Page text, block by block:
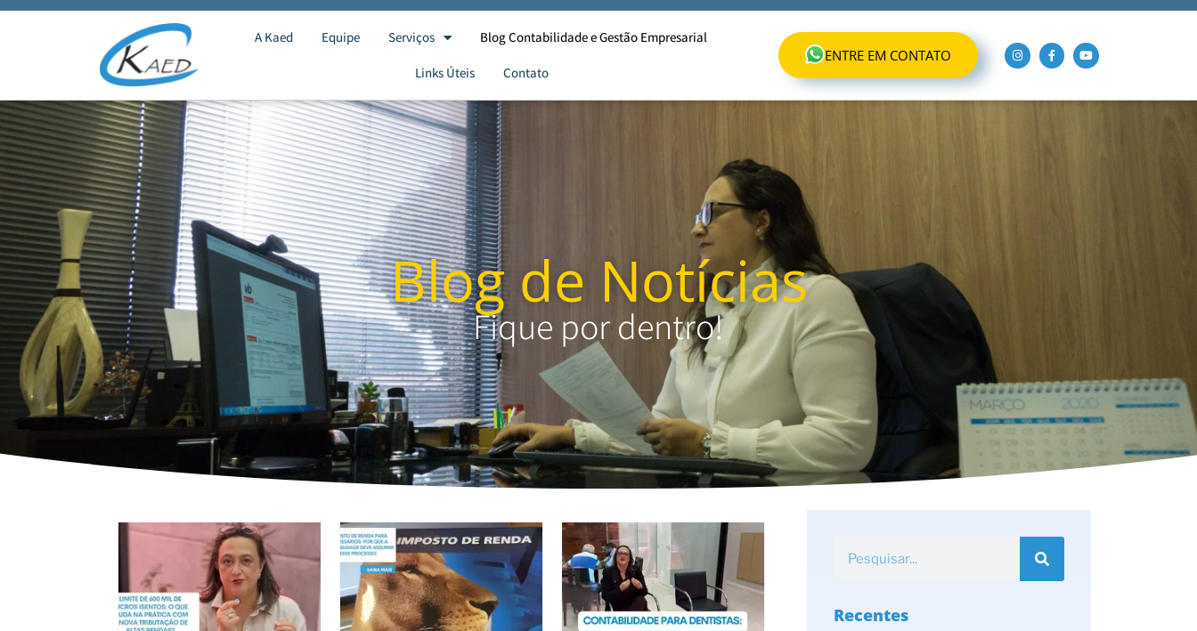
A Kaed Equipe Serviços Blog Contabilidade e Gestão Empresarial
Links Úteis Contato
ENTRE EM CONTATO
Blog de Notícias
Fique por dentro!
Recentes